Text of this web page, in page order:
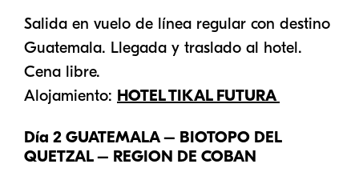
Salida en vuelo de línea regular con destino
Guatemala. Llegada y traslado al hotel.
Cena libre.
Alojamiento: HOTEL TIKAL FUTURA
Día 2 GUATEMALA – BIOTOPO DEL
QUETZAL – REGION DE COBAN